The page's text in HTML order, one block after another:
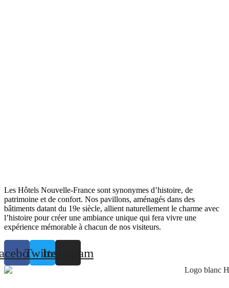
Les Hôtels Nouvelle-France sont synonymes d’histoire, de
patrimoine et de confort. Nos pavillons, aménagés dans des
bâtiments datant du 19e siècle, allient naturellement le charme avec
l’histoire pour créer une ambiance unique qui fera vivre une
expérience mémorable à chacun de nos visiteurs.
TwitterInstagram